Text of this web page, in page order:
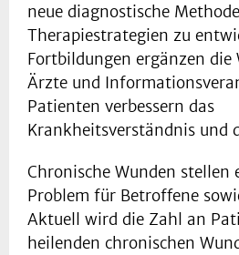
neue diagnostische
Therapiestrategien zu
Fortbildungen ergänzen die
Ärzte und
Patienten verbessern das
Krankheitsverständnis und
Chronische Wunden stellen
Problem für Betroffene
Aktuell wird die Zahl an
heilenden chronischen